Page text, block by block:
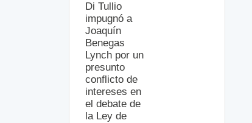
Di Tullio
impugnó a
Joaquín
Benegas
Lynch por un
presunto
conflicto de
intereses en
el debate de
la Ley de